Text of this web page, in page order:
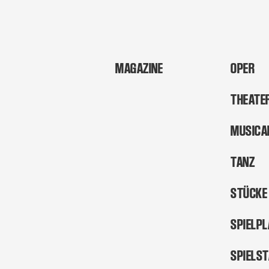
MAGAZINE
OPER
TANZ
STÜCKE